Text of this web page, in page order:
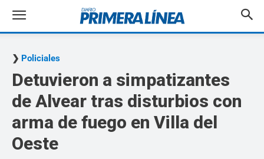
Policiales
Detuvieron a simpatizantes
de Alvear tras disturbios con
arma de fuego en Villa del
Oeste